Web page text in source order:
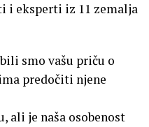
i eksperti iz 11 zemalja
smo vašu priču o
predočiti njene
ali je naša osobenost